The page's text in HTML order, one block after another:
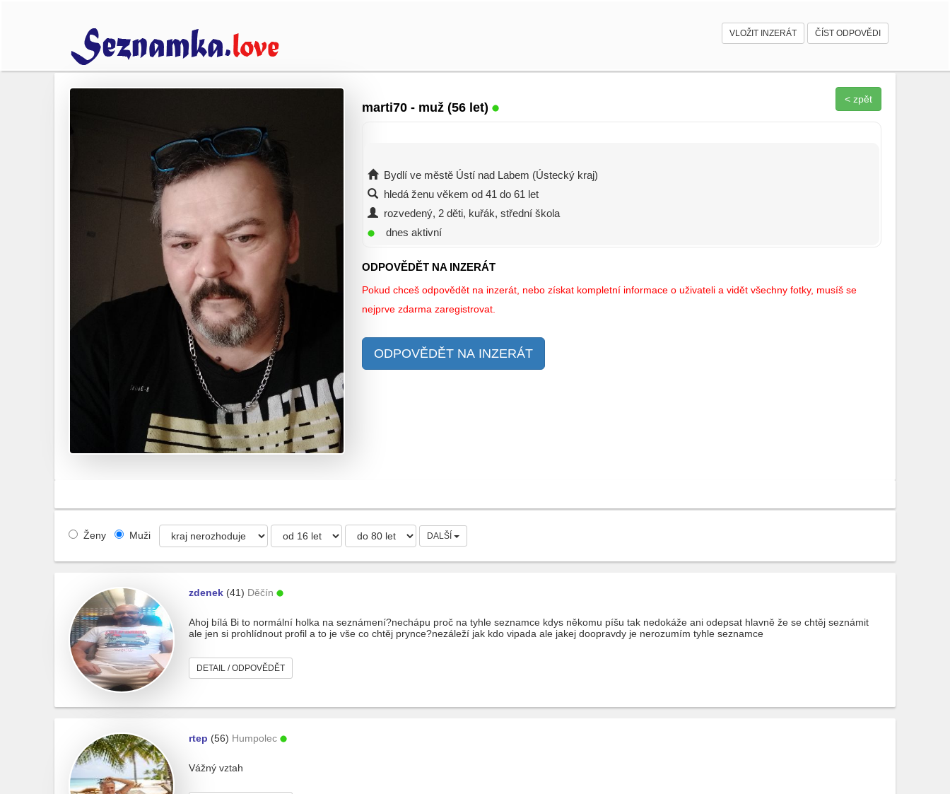
VLOŽIT INZERÁT ČÍST ODPOVĚDI
marti70 - muž (56 let)
< zpět
Bydlí ve městě Ústí nad Labem (Ústecký kraj)
hledá ženu věkem od 41 do 61 let
rozvedený, 2 děti, kuřák, střední škola
dnes aktivní
ODPOVĚDĚT NA INZERÁT
Pokud chceš odpovědět na inzerát, nebo získat kompletní informace o uživateli a vidět všechny fotky, musíš se
nejprve zdarma zaregistrovat.
ODPOVĚDĚT NA INZERÁT
Ženy Muži DALŠÍ
zdenek (41) Děčín
Ahoj bílá Bi to normální holka na seznámení?nechápu proč na tyhle seznamce kdys někomu píšu tak nedokáže ani odepsat hlavně že se chtěj seznámit
ale jen si prohlídnout profil a to je vše co chtěj prynce?nezáleží jak kdo vipada ale jakej doopravdy je nerozumím tyhle seznamce
DETAIL / ODPOVĚDĚT
rtep (56) Humpolec
Vážný vztah